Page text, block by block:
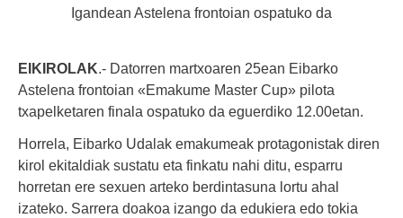
Igandean Astelena frontoian ospatuko da
EIKIROLAK.- Datorren martxoaren 25ean Eibarko
Astelena frontoian «Emakume Master Cup» pilota
txapelketaren finala ospatuko da eguerdiko 12.00etan.
Horrela, Eibarko Udalak emakumeak protagonistak diren
kirol ekitaldiak sustatu eta finkatu nahi ditu, esparru
horretan ere sexuen arteko berdintasuna lortu ahal
izateko. Sarrera doakoa izango da edukiera edo tokia